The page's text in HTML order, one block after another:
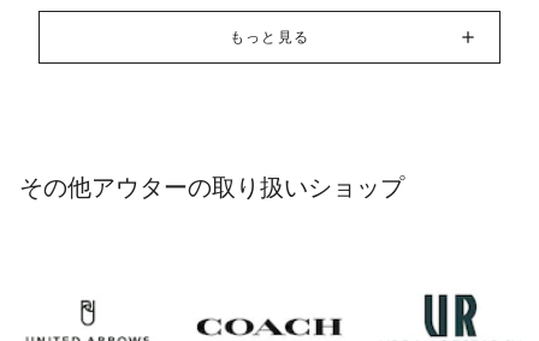
もっと見る
その他アウターの取り扱いショップ